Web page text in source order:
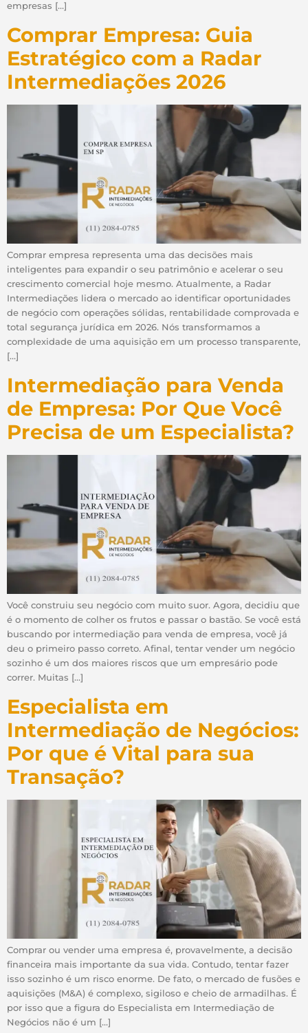
empresas […]
Comprar Empresa: Guia
Estratégico com a Radar
Intermediações 2026
Comprar empresa representa uma das decisões mais
inteligentes para expandir o seu patrimônio e acelerar o seu
crescimento comercial hoje mesmo. Atualmente, a Radar
Intermediações lidera o mercado ao identificar oportunidades
de negócio com operações sólidas, rentabilidade comprovada e
total segurança jurídica em 2026. Nós transformamos a
complexidade de uma aquisição em um processo transparente,
[…]
Intermediação para Venda
de Empresa: Por Que Você
Precisa de um Especialista?
Você construiu seu negócio com muito suor. Agora, decidiu que
é o momento de colher os frutos e passar o bastão. Se você está
buscando por intermediação para venda de empresa, você já
deu o primeiro passo correto. Afinal, tentar vender um negócio
sozinho é um dos maiores riscos que um empresário pode
correr. Muitas […]
Especialista em
Intermediação de Negócios:
Por que é Vital para sua
Transação?
Comprar ou vender uma empresa é, provavelmente, a decisão
financeira mais importante da sua vida. Contudo, tentar fazer
isso sozinho é um risco enorme. De fato, o mercado de fusões e
aquisições (M&A) é complexo, sigiloso e cheio de armadilhas. É
por isso que a figura do Especialista em Intermediação de
Negócios não é um […]